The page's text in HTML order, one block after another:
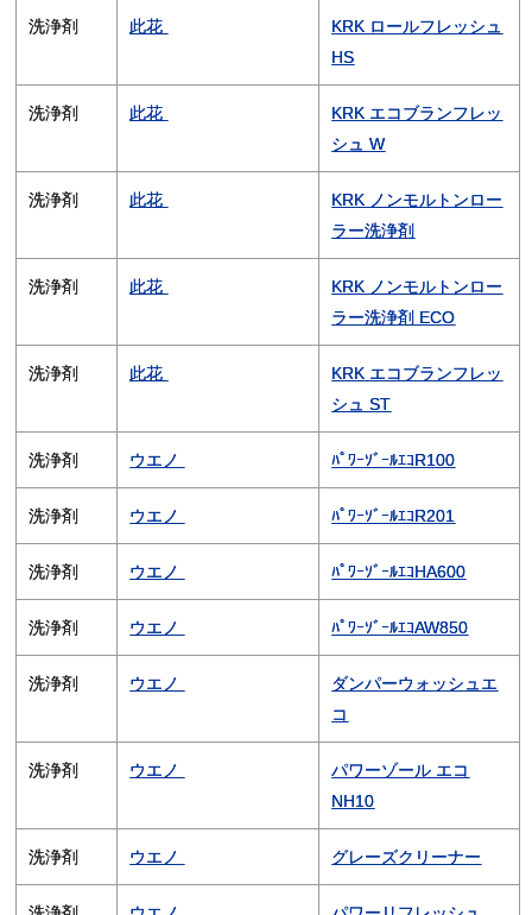
洗浄剤 此花
KRK ロールフレッシュ
HS
洗浄剤 此花
KRK エコブランフレッ
シュ W
洗浄剤 此花
KRK ノンモルトンロー
ラー洗浄剤
洗浄剤 此花
KRK ノンモルトンロー
ラー洗浄剤 ECO
洗浄剤 此花
KRK エコブランフレッ
シュ ST
洗浄剤 ウエノ ﾊﾟﾜｰｿﾞｰﾙｴｺR100
洗浄剤 ウエノ ﾊﾟﾜｰｿﾞｰﾙｴｺR201
洗浄剤 ウエノ ﾊﾟﾜｰｿﾞｰﾙｴｺHA600
洗浄剤 ウエノ ﾊﾟﾜｰｿﾞｰﾙｴｺAW850
洗浄剤 ウエノ
ダンパーウォッシュエ
コ
洗浄剤 ウエノ
パワーゾール エコ
NH10
洗浄剤 ウエノ グレーズクリーナー